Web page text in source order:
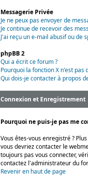
Messagerie Privée
Je ne peux pas envoyer de
Je continue de recevoir des
J'ai reçu un e-mail abusif ou de
phpBB 2
Qui a écrit ce forum ?
Pourquoi la fonction X n'est pas
Qui dois-je contacter à propos
Connexion et Enregistrement
Pourquoi ne puis-je pas me
Vous êtes-vous enregistré ?
vous devriez contacter le
toujours pas vous connecter,
contactez l'administrateur du
Revenir en haut de page